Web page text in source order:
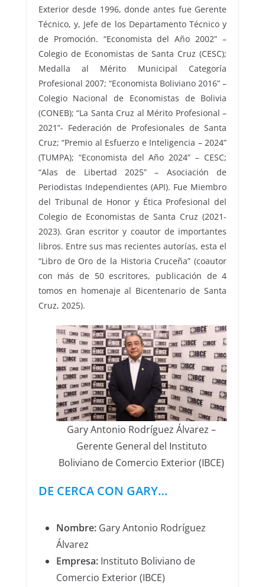
Exterior desde 1996, donde antes fue Gerente
Técnico, y, Jefe de los Departamento Técnico y
de Promoción. “Economista del Año 2002” –
Colegio de Economistas de Santa Cruz (CESC);
Medalla al Mérito Municipal Categoría
Profesional 2007; “Economista Boliviano 2016” –
Colegio Nacional de Economistas de Bolivia
(CONEB); “La Santa Cruz al Mérito Profesional –
2021”- Federación de Profesionales de Santa
Cruz; “Premio al Esfuerzo e Inteligencia – 2024”
(TUMPA); “Economista del Año 2024” – CESC;
“Alas de Libertad 2025” – Asociación de
Periodistas Independientes (API). Fue Miembro
del Tribunal de Honor y Ética Profesional del
Colegio de Economistas de Santa Cruz (2021-
2023). Gran escritor y coautor de importantes
libros. Entre sus mas recientes autorías, esta el
“Libro de Oro de la Historia Cruceña” (coautor
con más de 50 escritores, publicación de 4
tomos en homenaje al Bicentenario de Santa
Cruz, 2025).
Gary Antonio Rodríguez Álvarez –
Gerente General del Instituto
Boliviano de Comercio Exterior (IBCE)
DE CERCA CON GARY…
Nombre: Gary Antonio Rodríguez
Álvarez
Empresa: Instituto Boliviano de
Comercio Exterior (IBCE)